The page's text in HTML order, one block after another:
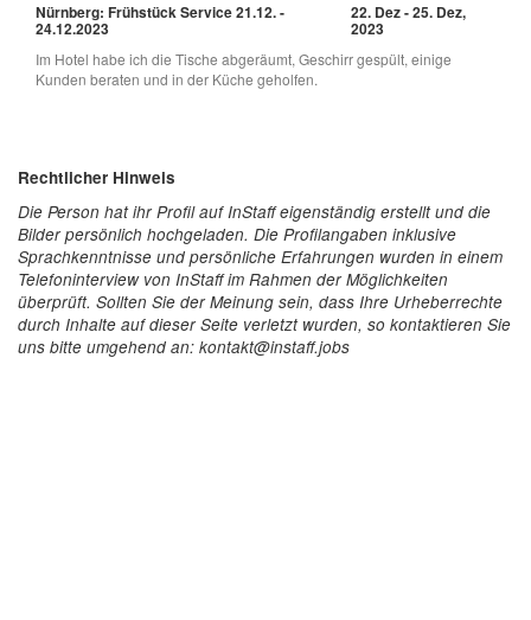
Nürnberg: Frühstück Service 21.12. -
24.12.2023
22. Dez - 25. Dez,
2023
Im Hotel habe ich die Tische abgeräumt, Geschirr gespült, einige
Kunden beraten und in der Küche geholfen.
Rechtlicher Hinweis
Die Person hat ihr Profil auf InStaff eigenständig erstellt und die
Bilder persönlich hochgeladen. Die Profilangaben inklusive
Sprachkenntnisse und persönliche Erfahrungen wurden in einem
Telefoninterview von InStaff im Rahmen der Möglichkeiten
überprüft. Sollten Sie der Meinung sein, dass Ihre Urheberrechte
durch Inhalte auf dieser Seite verletzt wurden, so kontaktieren Sie
uns bitte umgehend an: kontakt@instaff.jobs